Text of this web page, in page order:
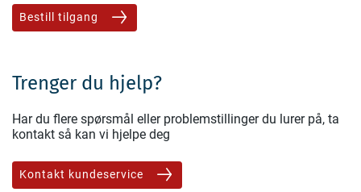
Bestill tilgang
Trenger du hjelp?
Har du flere spørsmål eller problemstillinger du lurer på, ta
kontakt så kan vi hjelpe deg
Kontakt kundeservice